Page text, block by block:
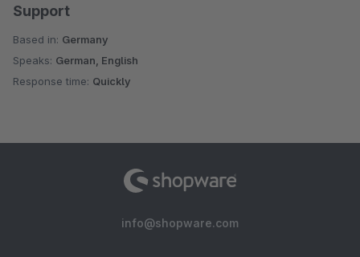
Support
Based in: Germany
Speaks: German, English
Response time: Quickly
info@shopware.com